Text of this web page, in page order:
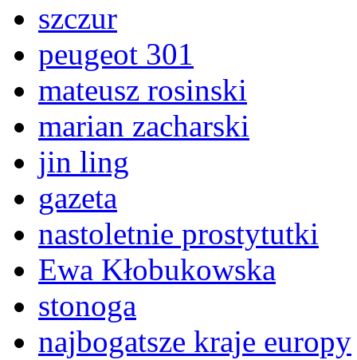
szczur
peugeot 301
mateusz rosinski
marian zacharski
jin ling
gazeta
nastoletnie prostytutki
Ewa Kłobukowska
stonoga
najbogatsze kraje europy